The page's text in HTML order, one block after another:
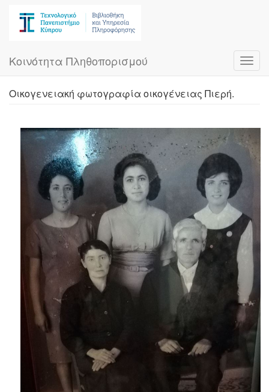
Κοινότητα Πληθοπορισμού
Οικογενειακή φωτογραφία οικογένειας Πιερή.